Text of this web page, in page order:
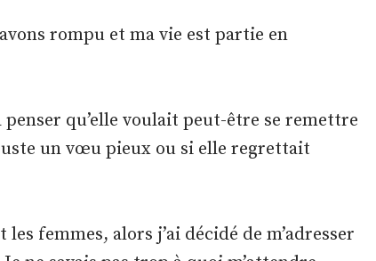
rompu et ma vie est partie en
qu’elle voulait peut-être se remettre
un vœu pieux ou si elle regrettait
femmes, alors j’ai décidé de m’adresser